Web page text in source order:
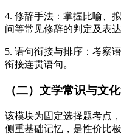
4. 修辞手法：掌握比喻、
问等常见修辞的判定及表达
5. 语句衔接与排序：考察
衔接连贯语句。
（二）文学常识与文
该模块为固定选择题考点
侧重基础记忆，是性价比